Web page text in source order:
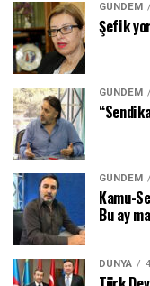
GÜNDEM
Şefik
GÜNDEM
GÜNDEM
Kamu-
Bu ay
DÜNYA